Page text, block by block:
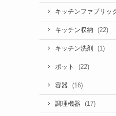
キッチンファブリッ
キッチン収納 (22)
キッチン洗剤 (1)
ポット (22)
容器 (16)
調理機器 (17)